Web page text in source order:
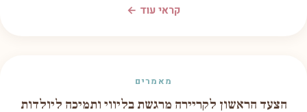
קראי עוד ←
מאמרים
הצעד הראשון לקריירה מרגשת בליווי ותמיכה ליולדות